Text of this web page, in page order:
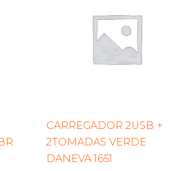
CARREGADOR 2USB +
2TOMADAS VERDE
DANEVA 1651